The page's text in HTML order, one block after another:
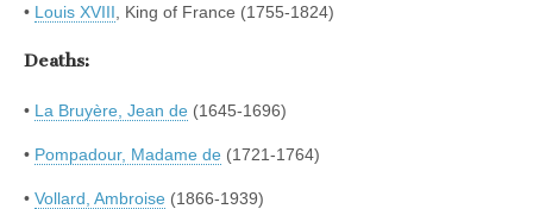
• Louis XVIII , King of France (1755-1824)
Deaths:
• La Bruyère, Jean de (1645-1696)
• Pompadour, Madame de (1721-1764)
• Vollard, Ambroise (1866-1939)